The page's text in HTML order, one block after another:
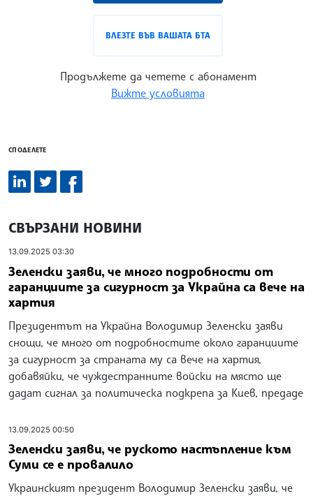
ВЛЕЗТЕ ВЪВ ВАШАТА БТА
Продължете да четете с абонамент
Вижте условията
СПОДЕЛЕТЕ
СВЪРЗАНИ НОВИНИ
13.09.2025 03:30
Зеленски заяви, че много подробности от
гаранциите за сигурност за Украйна са вече на
хартия
Президентът на Украйна Володимир Зеленски заяви
снощи, че много от подробностите около гаранциите
за сигурност за страната му са вече на хартия,
добавяйки, че чуждестранните войски на място ще
дадат сигнал за политическа подкрепа за Киев, предаде
13.09.2025 00:50
Зеленски заяви, че руското настъпление към
Суми се е провалило
Украинският президент Володимир Зеленски заяви, че